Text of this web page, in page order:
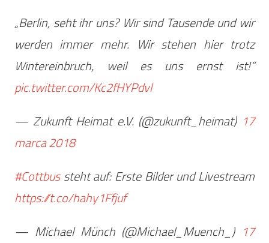
„Berlin, seht ihr uns? Wir sind Tausende und wir
werden immer mehr. Wir stehen hier trotz
Wintereinbruch, weil es uns ernst ist!“
pic.twitter.com/Kc2fHYPdvl
— Zukunft Heimat e.V. (@zukunft_heimat) 17
marca 2018
#Cottbussteht auf: Erste Bilder und Livestream
https://t.co/hahy1Ffjuf
— Michael Münch (@Michael_Muench_) 17